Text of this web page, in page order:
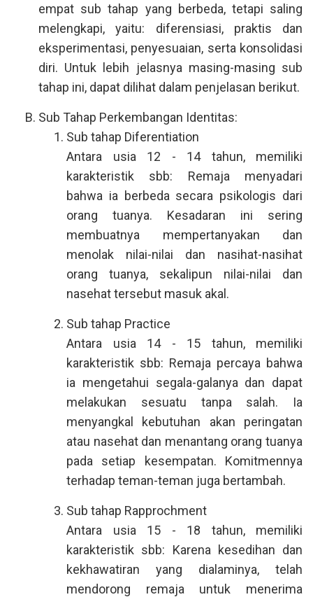
empat sub tahap yang berbeda, tetapi saling
melengkapi, yaitu: diferensiasi, praktis dan
eksperimentasi, penyesuaian, serta konsolidasi
diri. Untuk lebih jelasnya masing-masing sub
tahap ini, dapat dilihat dalam penjelasan berikut.
Sub Tahap Perkembangan Identitas:
Sub tahap Diferentiation
Antara usia 12 - 14 tahun, memiliki
karakteristik sbb: Remaja menyadari
bahwa ia berbeda secara psikologis dari
orang tuanya. Kesadaran ini sering
membuatnya mempertanyakan dan
menolak nilai-nilai dan nasihat-nasihat
orang tuanya, sekalipun nilai-nilai dan
nasehat tersebut masuk akal.
Sub tahap Practice
Antara usia 14 - 15 tahun, memiliki
karakteristik sbb: Remaja percaya bahwa
ia mengetahui segala-galanya dan dapat
melakukan sesuatu tanpa salah. Ia
menyangkal kebutuhan akan peringatan
atau nasehat dan menantang orang tuanya
pada setiap kesempatan. Komitmennya
terhadap teman-teman juga bertambah.
Sub tahap Rapprochment
Antara usia 15 - 18 tahun, memiliki
karakteristik sbb: Karena kesedihan dan
kekhawatiran yang dialaminya, telah
mendorong remaja untuk menerima